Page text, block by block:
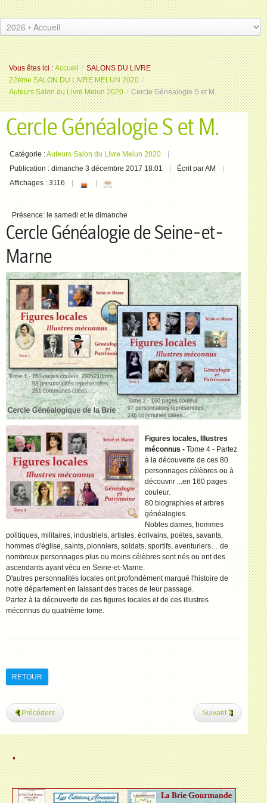
.
.
Vous êtes ici : Accueil / SALONS DU LIVRE
22ème SALON DU LIVRE MELUN 2020 /
Auteurs Salon du Livre Melun 2020 / Cercle Généalogie S et M.
Cercle Généalogie S et M.
Catégorie :Auteurs Salon du Livre Melun 2020
Publication : dimanche 3 décembre 2017 18:01
Écrit par AM
Affichages : 3116
Présence: le samedi et le dimanche
Cercle Généalogie de Seine-et-
Marne
Figures locales, Illustres
méconnus - Tome 4 - Partez
à la découverte de ces 80
personnages célèbres ou à
découvrir ...en 160 pages
couleur.
80 biographies et arbres
généalogies.
Nobles dames, hommes
politiques, militaires, industriels, artistes, écrivains, poètes, savants,
hommes d'église, saints, pionniers, soldats, sportifs, aventuriers… de
nombreux personnages plus ou moins célèbres sont nés ou ont des
ascendants ayant vécu en Seine-et-Marne.
D'autres personnalités locales ont profondément marqué l'histoire de
notre département en laissant des traces de leur passage.
Partez à la découverte de ces figures locales et de ces illustres
méconnus du quatrième tome.
RETOUR
Précédent Suivant
.